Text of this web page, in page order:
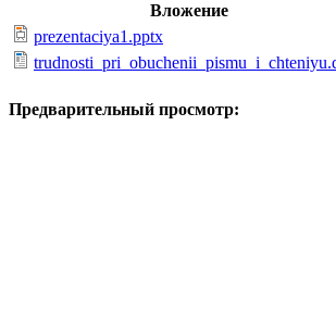
Вложение
prezentaciya1.pptx
Предварительный просмотр: